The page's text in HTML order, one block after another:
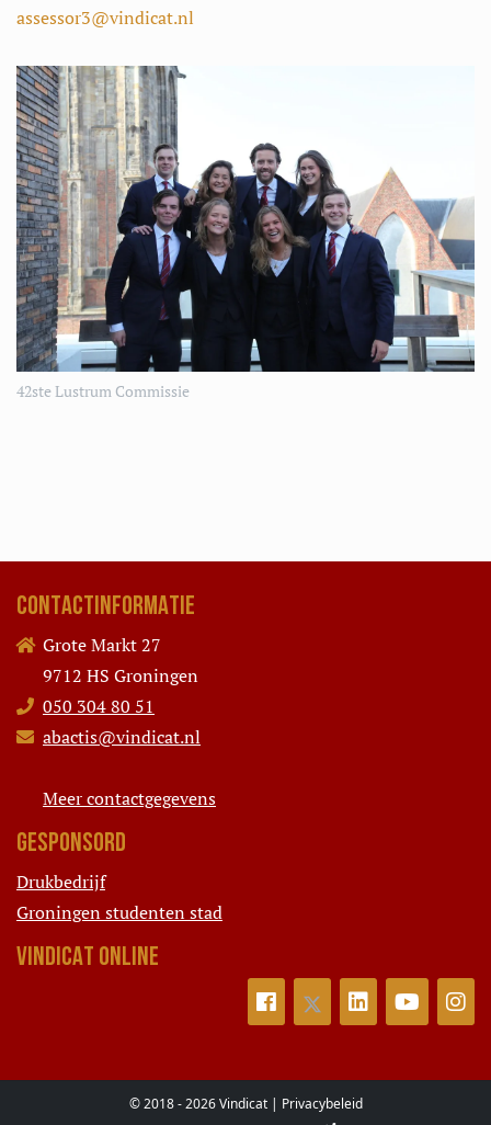
assessor3@vindicat.nl
42ste Lustrum Commissie
CONTACTINFORMATIE
Grote Markt 27
9712 HS Groningen
050 304 80 51
abactis@vindicat.nl
Meer contactgegevens
GESPONSORD
Drukbedrijf
Groningen studenten stad
VINDICAT ONLINE
© 2018 - 2026 Vindicat | Privacybeleid